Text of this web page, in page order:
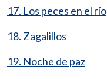
17. Los peces en el río
18. Zagalillos
19. Noche de paz